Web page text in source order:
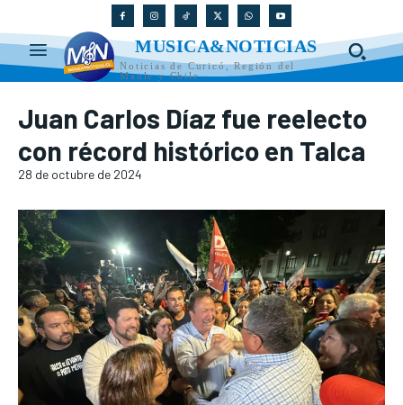
MUSICA&NOTICIAS
Noticias de Curicó, Región del
Maule y Chile
Juan Carlos Díaz fue reelecto
con récord histórico en Talca
28 de octubre de 2024